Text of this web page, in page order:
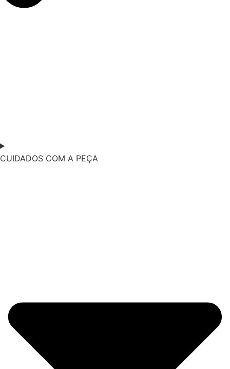
CUIDADOS COM A PEÇA